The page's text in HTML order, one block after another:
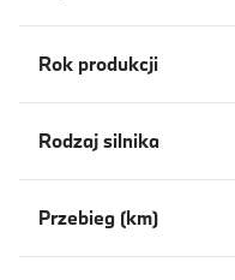
Rok produkcji
Rodzaj silnika
Przebieg (km)